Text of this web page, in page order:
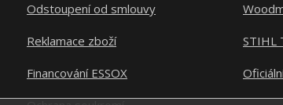
Odstoupení od smlouvy
Reklamace zboží
Financování ESSOX
STIHL